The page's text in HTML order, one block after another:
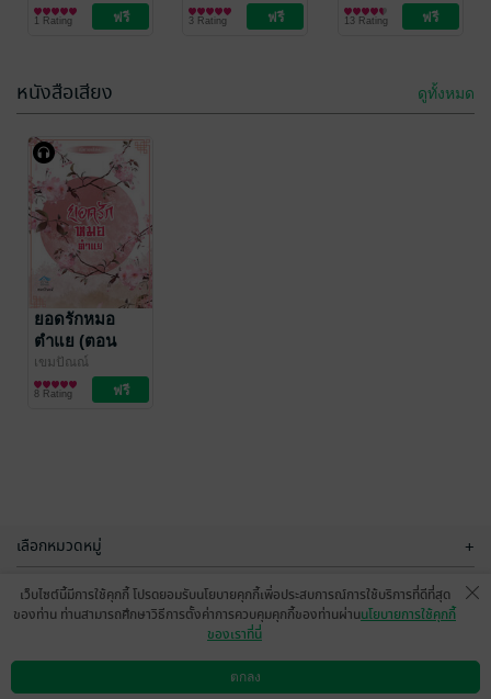
นิยายวาย Boy
Love / Yaoi
1 Rating
ปัณณ์
นิยายรัก
3 Rating
ปัณณ์
นิยายรักจีนโบราณ
13 Rating
ข้าน่ะหรือ ฮู
หยินใหญ่แม่ทัพ
เตียงหัก (เล่ม
พิเศษ)
เขมปัณณ์/ เขม
ปัณณ์
นิยายรักจีนโบราณ
23 Rating
หนังสือเสียง ดูทั้งหมด
ยอดรักหมอ
ตำแย (ตอน
พิเศษจาก สืบรัก
ข้ามภพ)
(หนังสือเสียง)
เขมปัณณ์
นิยายรักจีนโบราณ
8 Rating
เลือกหมวดหมู่ +
บริการช่วยเหลือ +
ดาวน์โหลดแอป วิธีการใช้งาน ติดต่อเรา
เว็บไซต์นี้มีการใช้คุกกี้ โปรดยอมรับนโยบายคุกกี้เพื่อประสบการณ์การใช้บริการที่ดีที่สุด
ของท่าน ท่านสามารถศึกษาวิธีการตั้งค่าการควบคุมคุกกี้ของท่านผ่านนโยบายการใช้คุกกี้
ของเราที่นี่
ตกลง